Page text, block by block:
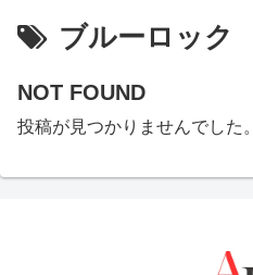
ブルーロック
NOT FOUND
投稿が見つかりませんでした。